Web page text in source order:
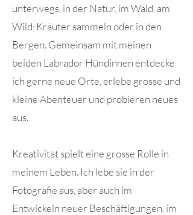
unterwegs, in der Natur, im Wald, am
Wild-Kräuter sammeln oder in den
Bergen. Gemeinsam mit meinen
beiden Labrador Hündinnen entdecke
ich gerne neue Orte, erlebe grosse und
kleine Abenteuer und probieren neues
aus.
Kreativität spielt eine grosse Rolle in
meinem Leben. Ich lebe sie in der
Fotografie aus, aber auch im
Entwickeln neuer Beschäftigungen, im